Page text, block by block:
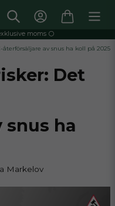
moms ⚪️
av snus ha koll på 2025
Det
snus ha
Markelov